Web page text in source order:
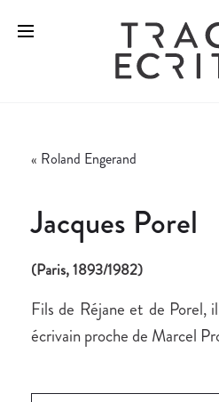
« Roland Engerand
Jacques Porel
(Paris, 1893/1982)
Fils de Réjane et de Porel,
écrivain proche de Marcel